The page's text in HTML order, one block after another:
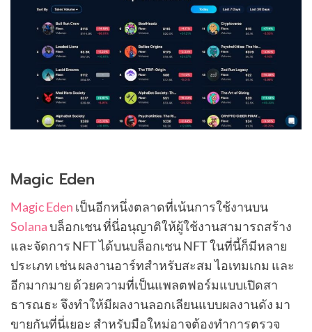
Magic Eden
Magic Eden เป็นอีกหนึ่งตลาดที่เน้นการใช้งานบน
Solanaบล็อกเชน ที่นี่อนุญาติให้ผู้ใช้งานสามารถสร้าง
และจัดการ NFT ได้บนบล็อกเชน NFT ในที่นี้ก็มีหลาย
ประเภท เช่น ผลงานอาร์ทสำหรับสะสม ไอเทมเกม และ
อีกมากมาย ด้วยความที่เป็นแพลตฟอร์มแบบเปิดสา
ธารณธะ จึงทำให้มีผลงานลอกเลียนแบบผลงานดัง มา
ขายกันที่นี่เยอะ สำหรับมือใหม่อาจต้องทำการตรวจ